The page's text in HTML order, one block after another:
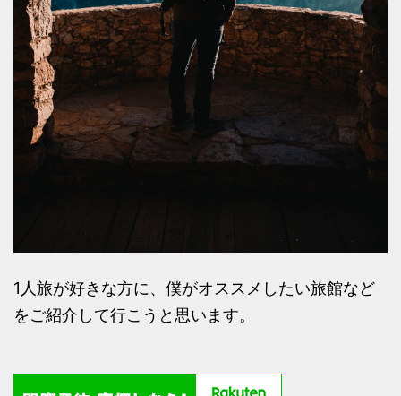
1人旅が好きな方に、僕がオススメしたい旅館など
をご紹介して行こうと思います。